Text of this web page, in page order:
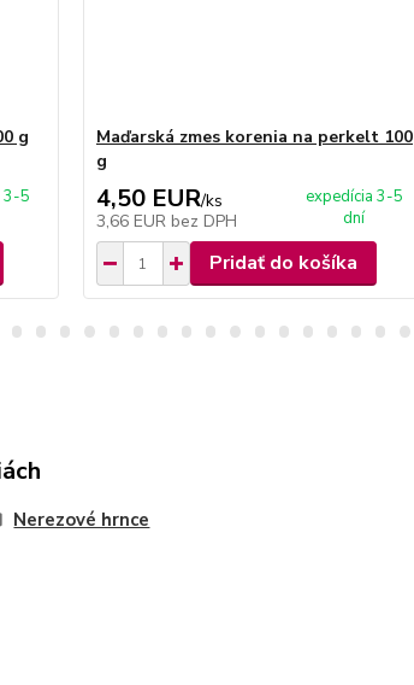
g
3-5
Maďarská zmes korenia na perkelt 100
g
4,50 EUR/ks
3,66 EUR bez DPH
expedícia 3-5
dní
Pridať do košíka
Nerezové hrnce